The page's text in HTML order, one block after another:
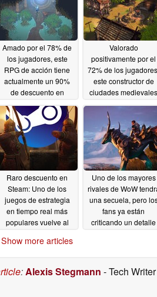
Amado por el 78% de
los jugadores, este
RPG de acción tiene
actualmente un 90%
de descuento en
06/11/2026
Valorado
positivamente por el
72% de los
este constructor de
ciudades medievales
un 80% de descuento
en Steam
06/10/2026
Raro descuento en
Steam: Uno de los
juegos de estrategia
en tiempo real más
populares vuelve al
historia06/06/2026
Uno de los mayores
rivales de WoW
una secuela, pero
fans ya están
criticando un detalle
Show more articles
:Alexis Stegmann - Tech Writer